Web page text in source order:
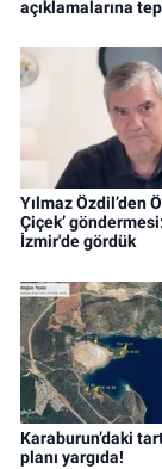
açıklamalarına
Yılmaz Özdil’den
Çiçek’
İzmir'de gördük
Karaburun’daki
planı yargıda!